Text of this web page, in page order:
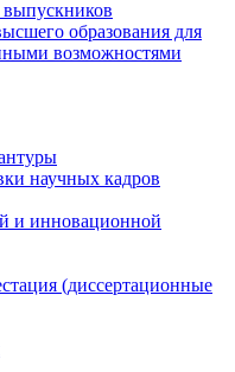
выпускников
образования для
возможностями
научных кадров
и инновационной
(диссертационные